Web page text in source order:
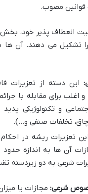
قوانین مصوب.
انعطاف پذیر خود، بخش
تشکیل می دهند. آن ها
این دسته از تعزیرات
برای مقابله با
و تکنولوژیکی پدید
تخلفات صنفی و…).
این تعزیرات ریشه در احکام
آن ها به اندازه
شرعی به دو زیردسته
شرعی: مجازات یا